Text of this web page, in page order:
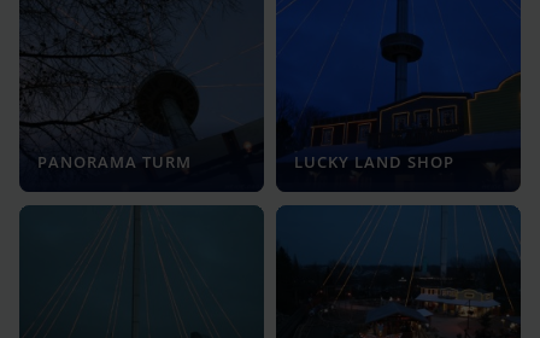
PANORAMA TURM LUCKY LAND SHOP